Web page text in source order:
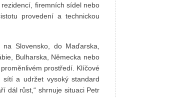
firemních sídel nebo
provedení a technickou
Slovensko, do Maďarska,
Bulharska, Německa nebo
prostředí. Klíčové
sítí a udržet vysoký standard
dál růst,“ shrnuje situaci Petr